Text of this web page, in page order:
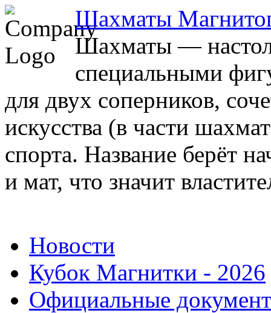
Шахматы
Шахматы —
специальными
для двух соперников,
искусства (в части
спорта. Название берёт
и мат, что значит
Новости
Кубок Магнитки - 2026
Официальные